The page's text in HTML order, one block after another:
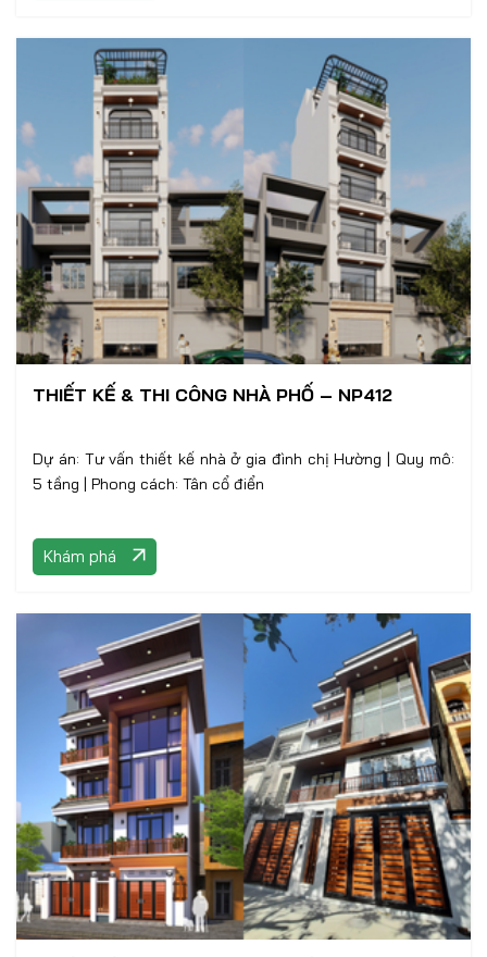
THIẾT KẾ & THI CÔNG NHÀ PHỐ – NP412
Dự án: Tư vấn thiết kế nhà ở gia đình chị Hường | Quy mô:
5 tầng | Phong cách: Tân cổ điển
Khám phá